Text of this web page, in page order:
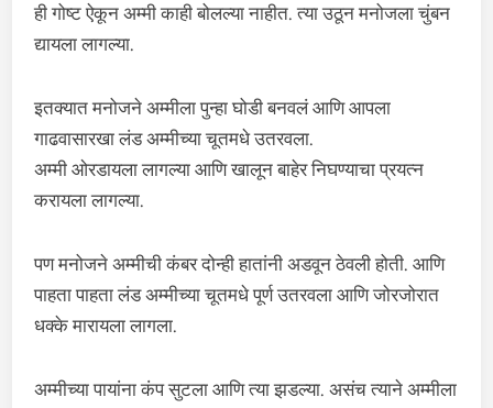
ही गोष्ट ऐकून अम्मी काही बोलल्या नाहीत. त्या उठून मनोजला चुंबन
द्यायला लागल्या.
इतक्यात मनोजने अम्मीला पुन्हा घोडी बनवलं आणि आपला
गाढवासारखा लंड अम्मीच्या चूतमधे उतरवला.
अम्मी ओरडायला लागल्या आणि खालून बाहेर निघण्याचा प्रयत्न
करायला लागल्या.
पण मनोजने अम्मीची कंबर दोन्ही हातांनी अडवून ठेवली होती. आणि
पाहता पाहता लंड अम्मीच्या चूतमधे पूर्ण उतरवला आणि जोरजोरात
धक्के मारायला लागला.
अम्मीच्या पायांना कंप सुटला आणि त्या झडल्या. असंच त्याने अम्मीला